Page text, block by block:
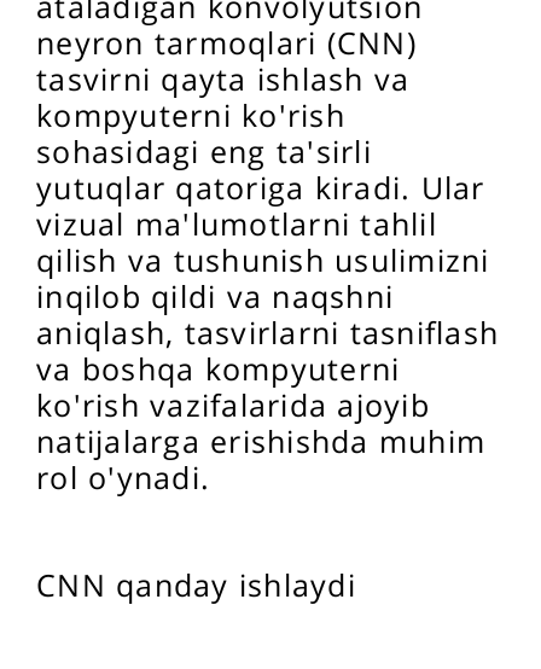
neyron tarmoqlari (CNN)
tasvirni qayta ishlash va
kompyuterni ko'rish
sohasidagi eng ta'sirli
yutuqlar qatoriga kiradi. Ular
vizual ma'lumotlarni tahlil
qilish va tushunish usulimizni
inqilob qildi va naqshni
aniqlash, tasvirlarni tasniflash
va boshqa kompyuterni
ko'rish vazifalarida ajoyib
natijalarga erishishda muhim
rol o'ynadi.
CNN qanday ishlaydi